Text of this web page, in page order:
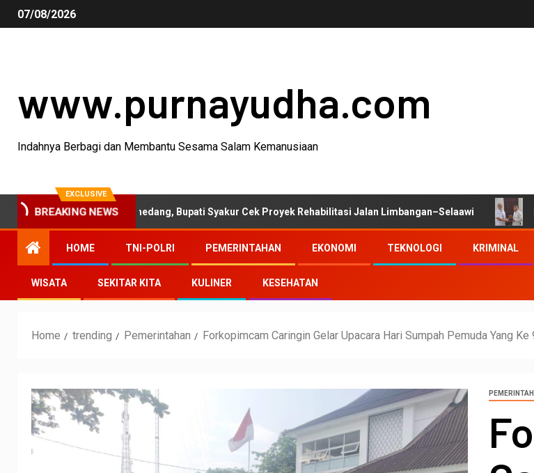
07/08/2026
www.purnayudha.com
Indahnya Berbagi dan Membantu Sesama Salam Kemanusiaan
EXCLUSIVE
BREAKING NEWS
Garut-Sumedang, Bupati Syakur Cek Proyek Rehabilitasi Jalan Limbangan–Selaawi Bupati
HOME TNI-POLRI PEMERINTAHAN EKONOMI TEKNOLOGI KRIMINAL
WISATA SEKITAR KITA KULINER KESEHATAN
Home trending Pemerintahan Forkopimcam Caringin Gelar Upacara Hari Sumpah Pemuda Yang